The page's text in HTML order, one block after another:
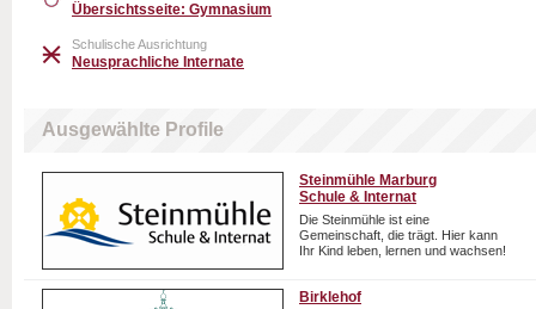
Übersichtsseite: Gymnasium
Schulische Ausrichtung
Neusprachliche Internate
Ausgewählte Profile
Steinmühle Marburg
Schule & Internat
Die Steinmühle ist eine
Gemeinschaft, die trägt. Hier kann
Ihr Kind leben, lernen und wachsen!
Birklehof